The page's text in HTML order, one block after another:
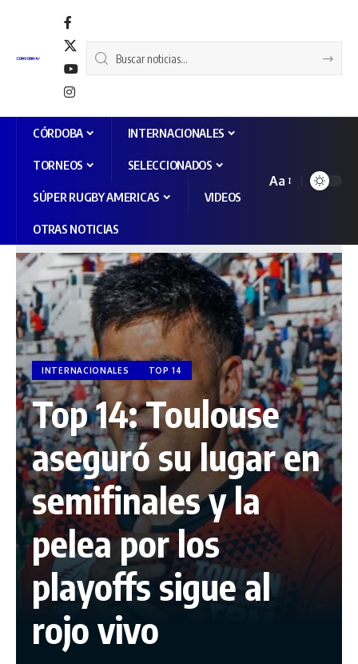
CÓRDOBA INTERNACIONALES
TORNEOS SELECCIONADOS
SÚPER RUGBY AMERICAS VIDEOS
OTRAS NOTICIAS
Aa
INTERNACIONALES TOP 14
Top 14: Toulouse
aseguró su lugar en
semifinales y la
pelea por los
playoffs sigue al
rojo vivo